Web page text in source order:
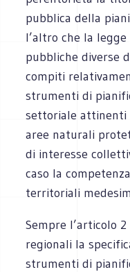
pubblica della
l’altro che la
pubbliche diverse
compiti
strumenti di
settoriale attinenti
aree naturali
di interesse
caso la
territoriali
Sempre l’articolo
regionali la
strumenti di